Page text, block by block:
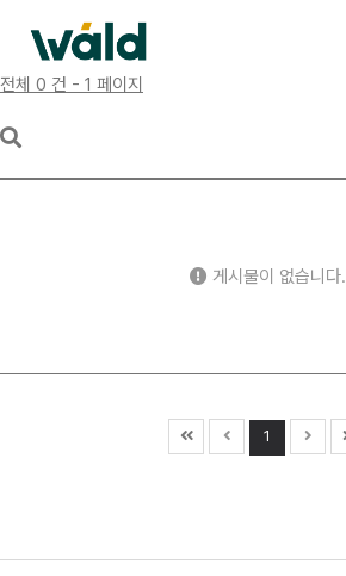
전체 0 건 - 1 페이지
게시물이 없습니다.
1